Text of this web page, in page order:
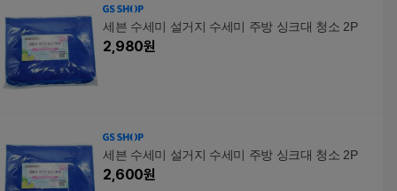
세븐 수세미 설거지 수세미 주방 싱크대 청소 2P
2,980원
세븐 수세미 설거지 수세미 주방 싱크대 청소 2P
2,600원